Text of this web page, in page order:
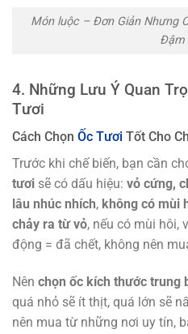
Món luộc – Đơn Giản Nhưng
Đậm
4. Những Lưu Ý Quan
Tươi
Cách Chọn Ốc Tươi Tốt Cho
Trước khi chế biến, bạn cần
tươi sẽ có dấu hiệu: vỏ cứng,
lâu nhúc nhích, không có mùi
chảy ra từ vỏ, nếu có mùi hôi,
động = đã chết, không nên
Nên chọn ốc kích thước trung
quá nhỏ sẽ ít thịt, quá lớn sẽ
nên mua từ những nơi uy tín,